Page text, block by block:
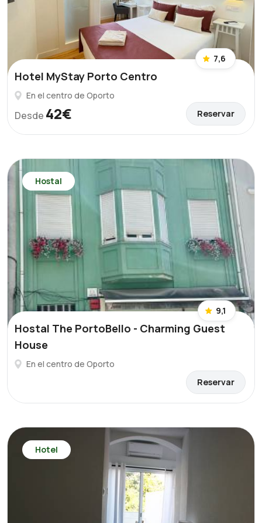
7,6
Hotel MyStay Porto Centro
En el centro de Oporto
Desde 42€ Reservar
Hostal
9,1
Hostal The PortoBello - Charming Guest
House
En el centro de Oporto
Reservar
Hotel